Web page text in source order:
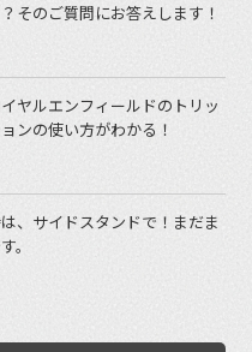
そのご質問にお答えします！
ヤルエンフィールドのトリッ
ンの使い方がわかる！
、サイドスタンドで！まだま
。